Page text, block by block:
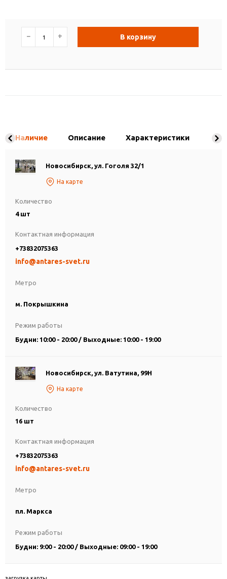
− + В корзину
Наличие Описание Характеристики
Новосибирск, ул. Гоголя 32/1
На карте
Количество
4 шт
Метро
м. Покрышкина
Контактная информация
+73832075363
info@antares-svet.ru
Режим работы
Будни: 10:00 - 20:00 / Выходные: 10:00 - 19:00
Новосибирск, ул. Ватутина, 99Н
На карте
Количество
16 шт
Метро
пл. Маркса
Контактная информация
+73832075363
info@antares-svet.ru
Режим работы
Будни: 9:00 - 20:00 / Выходные: 09:00 - 19:00